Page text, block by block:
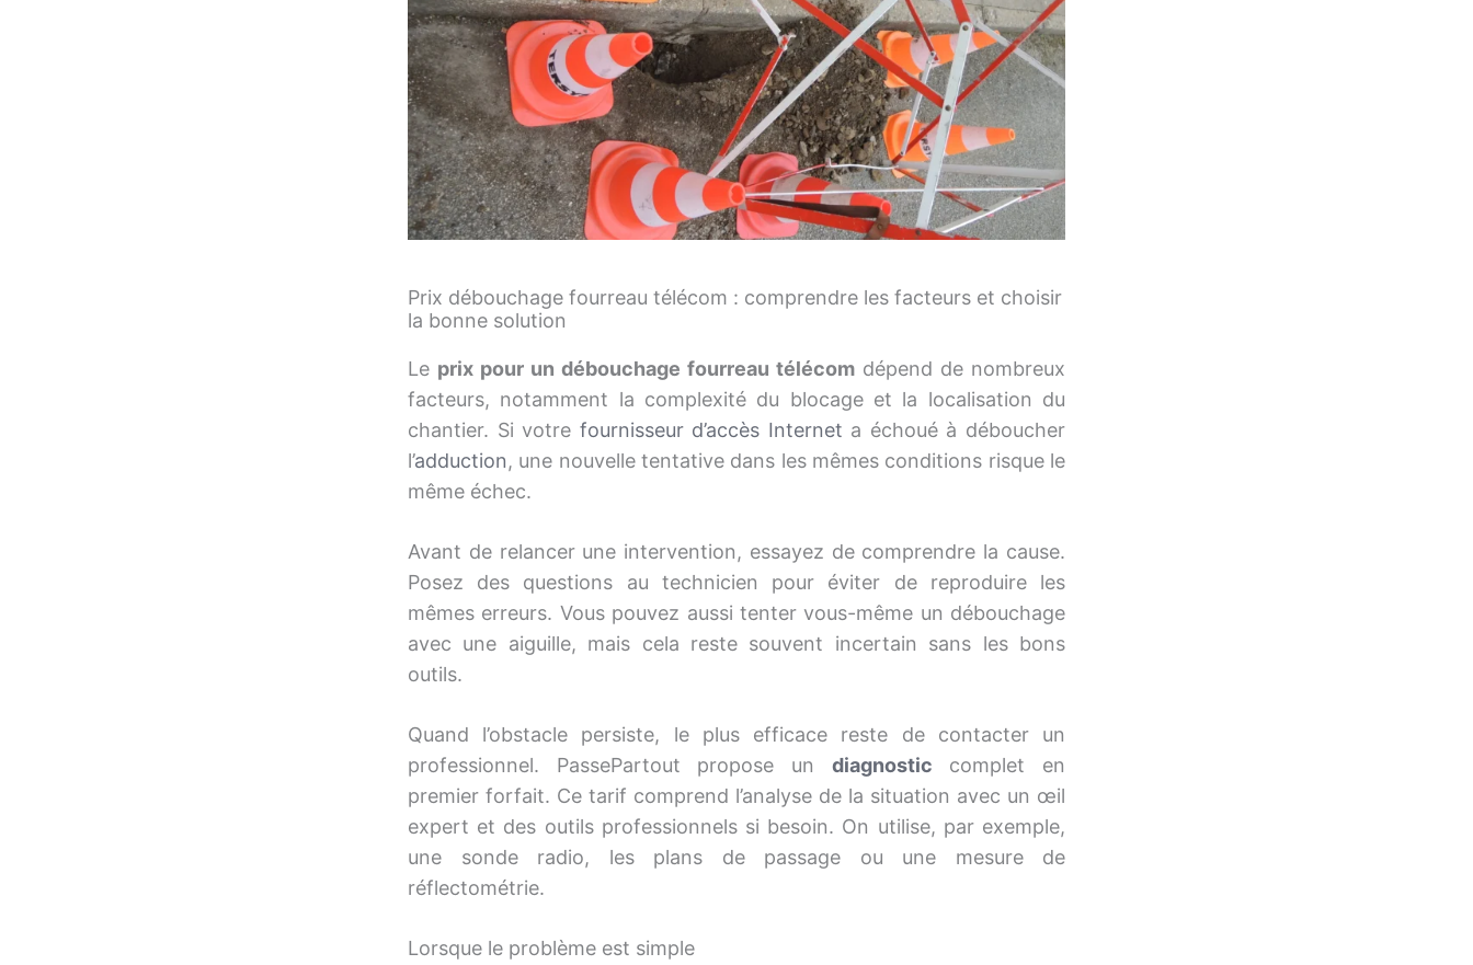
Prix débouchage fourreau télécom : comprendre les facteurs et choisir
la bonne solution
Le prix pour un débouchage fourreau télécom dépend de nombreux
facteurs, notamment la complexité du blocage et la localisation du
chantier. Si votre fournisseur d’accès Internet a échoué à déboucher
l’adduction, une nouvelle tentative dans les mêmes conditions risque le
même échec.
Avant de relancer une intervention, essayez de comprendre la cause.
Posez des questions au technicien pour éviter de reproduire les
mêmes erreurs. Vous pouvez aussi tenter vous-même un débouchage
avec une aiguille, mais cela reste souvent incertain sans les bons
outils.
Quand l’obstacle persiste, le plus efficace reste de contacter un
professionnel. PassePartout propose un diagnostic
complet en
premier forfait. Ce tarif comprend l’analyse de la situation avec un œil
expert et des outils professionnels si besoin. On utilise, par exemple,
une sonde radio, les plans de passage ou une mesure de
réflectométrie.
Lorsque le problème est simple